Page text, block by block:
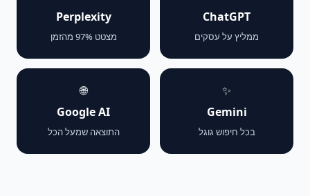
ChatGPT
ממליץ על עסקים
Perplexity
מצטט 97% מהזמן
✨
Gemini
בכל חיפוש גוגל
🌐
Google AI
התוצאה שמעל הכל